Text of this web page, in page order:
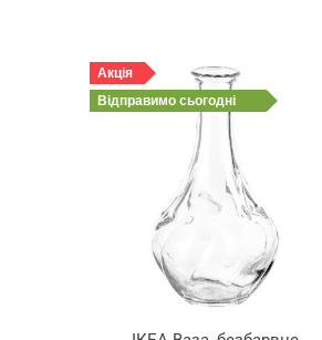
Акція
Відправимо сьогодні